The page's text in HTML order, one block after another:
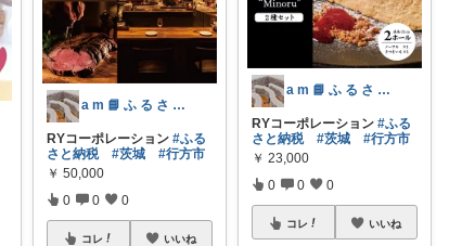
a m 📘 ふ る さ と 納 税 本
RYコーポレーション#ふる
さと納税
#茨城
#行方市
￥ 50,000
0 0 0
コレ いいね
a m 📘 ふ る さ と 納 税 本
RYコーポレーション#ふる
さと納税
#茨城
#行方市
￥ 23,000
0 0 0
コレ いいね